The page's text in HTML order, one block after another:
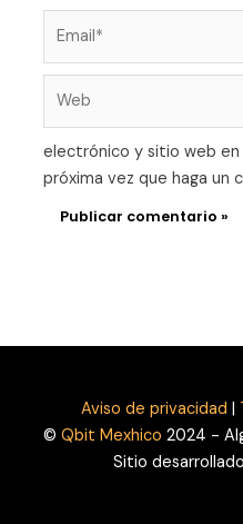
electrónico y sitio web
próxima vez que haga un
Aviso de privacidad |
© Qbit Mexhico 2024 -
Sitio